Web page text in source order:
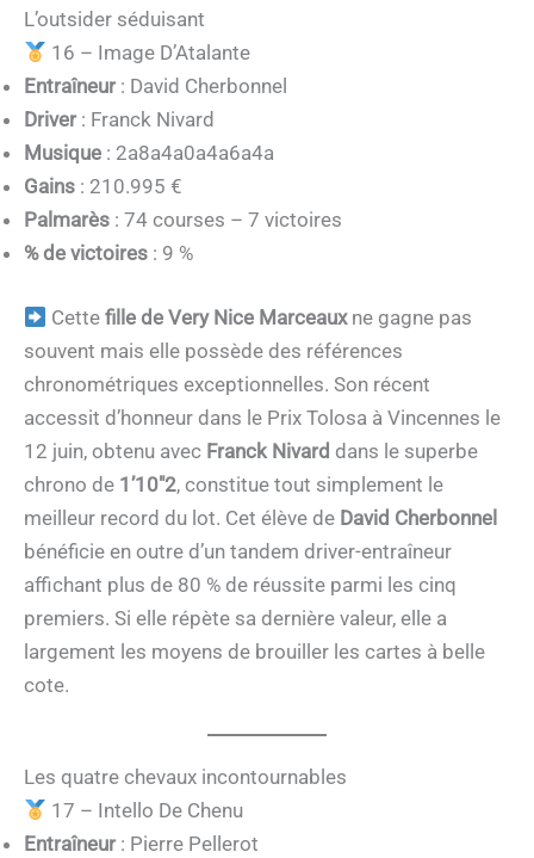
L’outsider séduisant
16 – Image D’Atalante
Entraîneur: David Cherbonnel
Driver: Franck Nivard
Musique : 2a8a4a0a4a6a4a
Gains : 210.995 €
Palmarès : 74 courses – 7 victoires
% de victoires : 9 %
Cettefille de Very Nice Marceauxne gagne pas
souvent mais elle possède des références
chronométriques exceptionnelles. Son récent
accessit d’honneur dans le Prix Tolosa à Vincennes le
12 juin, obtenu avec Franck Nivard dans le superbe
chrono de 1’10″2, constitue tout simplement le
meilleur record du lot. Cet élève de David Cherbonnel
bénéficie en outre d’un tandem driver-entraîneur
affichant plus de 80 % de réussite parmi les cinq
premiers. Si elle répète sa dernière valeur, elle a
largement les moyens de brouiller les cartes à belle
cote.
Les quatre chevaux incontournables
17 – Intello De Chenu
Entraîneur: Pierre Pellerot